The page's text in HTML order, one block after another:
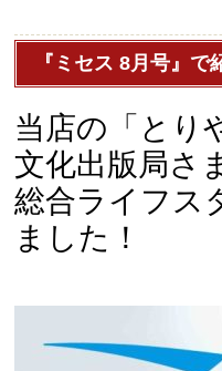
『ミセス 8月号』
当店の「とり
文化出版局さ
総合ライフス
ました！